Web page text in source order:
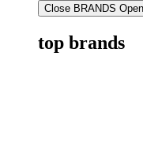
Close BRANDS
top brands